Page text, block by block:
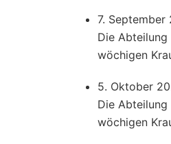
7. September
Die
wöchigen
5. Oktober
Die
wöchigen